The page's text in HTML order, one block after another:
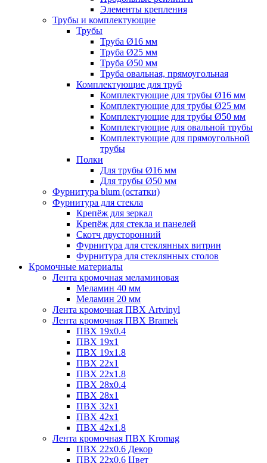
Элементы крепления
Трубы и комплектующие
Трубы
Труба Ø16 мм
Труба Ø25 мм
Труба Ø50 мм
Труба овальная, прямоугольная
Комплектующие для труб
Комплектующие для трубы Ø16 мм
Комплектующие для трубы Ø25 мм
Комплектующие для трубы Ø50 мм
Комплектующие для овальной трубы
Комплектующие для прямоугольной
трубы
Полки
Для трубы Ø16 мм
Для трубы Ø50 мм
Фурнитура blum (остатки)
Фурнитура для стекла
Крепёж для зеркал
Крепёж для стекла и панелей
Скотч двусторонний
Фурнитура для стеклянных витрин
Фурнитура для стеклянных столов
Кромочные материалы
Лента кромочная меламиновая
Меламин 40 мм
Меламин 20 мм
Лента кромочная ПВХ Artvinyl
Лента кромочная ПВХ Bramek
ПВХ 19x0.4
ПВХ 19х1
ПВХ 19х1.8
ПВХ 22х1
ПВХ 22х1.8
ПВХ 28х0.4
ПВХ 28х1
ПВХ 32x1
ПВХ 42х1
ПВХ 42х1.8
Лента кромочная ПВХ Kromag
ПВХ 22x0.6 Декор
ПВХ 22x0.6 Цвет